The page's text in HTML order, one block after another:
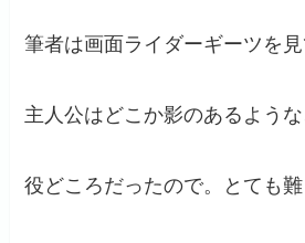
筆者は画面ライダーギーツを見
主人公はどこか影のあるよう
役どころだったので。とても